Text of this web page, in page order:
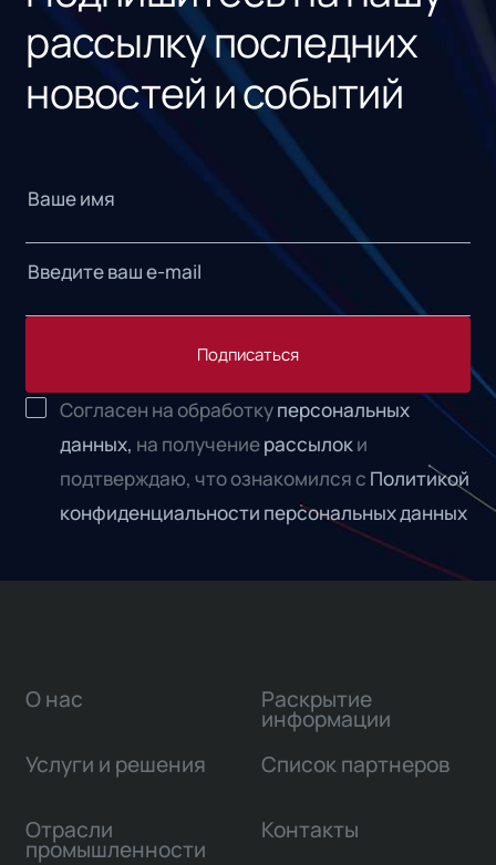
рассылку последних
новостей и событий
Подписаться
Согласен на обработкуперсональных
данных, на получениерассылоки
подтверждаю, что ознакомился с Политикой
конфиденциальности персональных данных
О нас
Услуги и решения
Отрасли
промышленности
Раскрытие
информации
Список партнеров
Контакты